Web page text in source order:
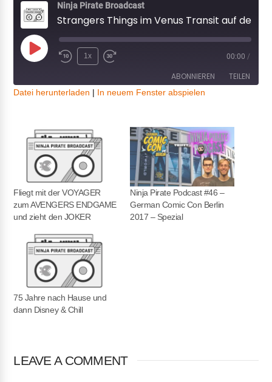
Ninja Pirate Broadcast
Play
1x 00:00 /
ABONNIEREN TEILEN
LINK
EMBED
Datei herunterladen | In neuem Fenster abspielen
Fliegt mit der VOYAGER
zum AVENGERS ENDGAME
und zieht den JOKER
Ninja Pirate Podcast #46 –
German Comic Con Berlin
2017 – Spezial
75 Jahre nach Hause und
dann Disney & Chill
LEAVE A COMMENT